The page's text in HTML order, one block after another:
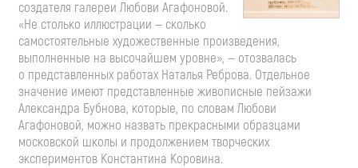
создателя галереи Любови Агафоновой.
«Не столько иллюстрации — сколько
самостоятельные художественные произведения,
выполненные на высочайшем уровне», — отозвалась
о представленных работах Наталья Реброва. Отдельное
значение имеют представленные живописные пейзажи
Александра Бубнова, которые, по словам Любови
Агафоновой, можно назвать прекрасными образцами
московской школы и продолжением творческих
экспериментов Константина Коровина.